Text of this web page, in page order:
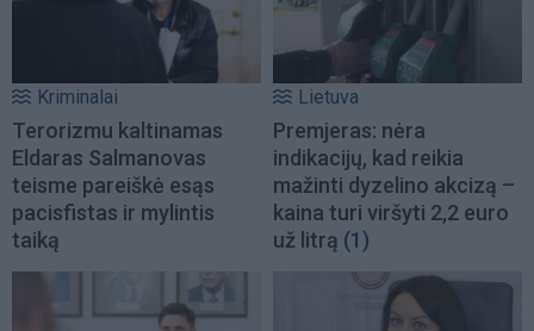
Kriminalai
Terorizmu kaltinamas
Eldaras Salmanovas
teisme pareiškė esąs
pacisfistas ir mylintis
taiką
Lietuva
Premjeras: nėra
indikacijų, kad reikia
mažinti dyzelino akcizą –
kaina turi viršyti 2,2 euro
už litrą (1)